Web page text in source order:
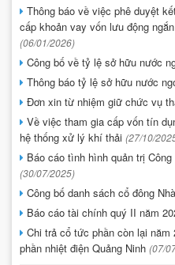
Thông báo về việc phê duyệt
cấp khoản vay vốn lưu động
(06/01/2026)
Công bố về tỷ lệ sở hữu nước
Thông báo tỷ lệ sở hữu nước
Đơn xin từ nhiệm giữ chức vụ
Về việc tham gia cấp vốn tín
hệ thống xử lý khí thải (27/10/
Báo cáo tình hình quản trị
(30/07/2025)
Công bố danh sách cổ đông
Báo cáo tài chính quý II năm
Chi trả cổ tức phần còn lại
phần nhiệt điện Quảng Ninh (07/